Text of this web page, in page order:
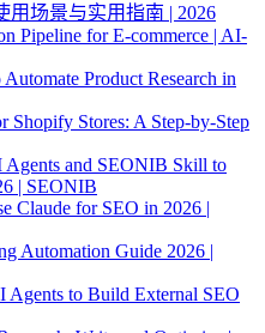
用场景与实用指南 | 2026
Pipeline for E-commerce | AI-
Product Research in
Stores: A Step-by-Step
and SEONIB Skill to
| SEONIB
Claude for SEO in 2026 |
Automation Guide 2026 |
Agents to Build External SEO